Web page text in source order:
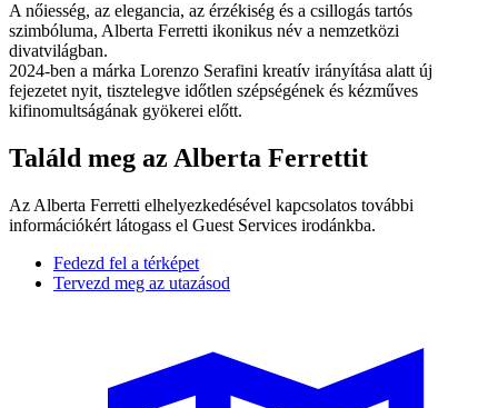
A nőiesség, az elegancia, az érzékiség és a csillogás tartós
szimbóluma, Alberta Ferretti ikonikus név a nemzetközi
divatvilágban.
2024-ben a márka Lorenzo Serafini kreatív irányítása alatt új
fejezetet nyit, tisztelegve időtlen szépségének és kézműves
kifinomultságának gyökerei előtt.
Találd meg az Alberta Ferrettit
Az Alberta Ferretti elhelyezkedésével kapcsolatos további
információkért látogass el Guest Services irodánkba.
Fedezd fel a térképet
Tervezd meg az utazásod